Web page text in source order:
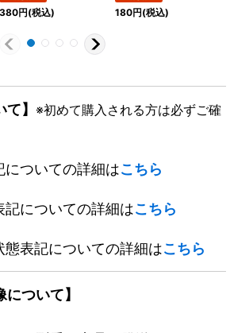
380円(税込)
然》
180円(税込)
】 ※初めて購入される方は必ずご確
ついての詳細はこちら
についての詳細はこちら
表記についての詳細はこちら
について】